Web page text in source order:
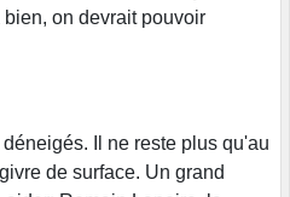
on devrait pouvoir
Il ne reste plus qu'au
de surface. Un grand